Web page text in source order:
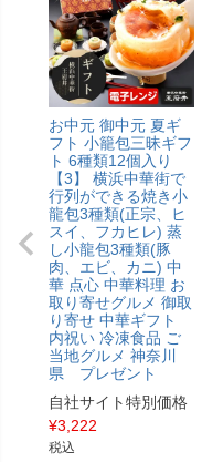
お中元 御中元 夏ギ
フト 小籠包三昧ギフ
ト 6種類12個入り
【3】 横浜中華街で
行列ができる焼き小
龍包3種類(正宗、ヒ
スイ、フカヒレ) 蒸
し小龍包3種類(豚
肉、エビ、カニ) 中
華 点心 中華料理 お
取り寄せグルメ 御取
り寄せ 中華ギフト
内祝い 冷凍食品 ご
当地グルメ 神奈川
県 プレゼント
自社サイト特別価格
¥3,222
税込